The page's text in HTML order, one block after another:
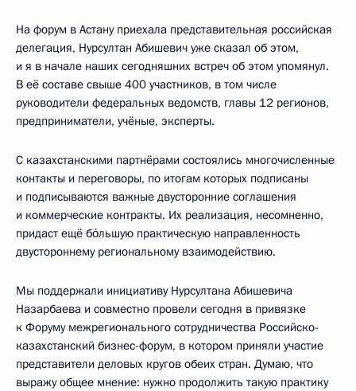
На форум в Астану приехала представительная российская
делегация, Нурсултан Абишевич уже сказал об этом,
и я в начале наших сегодняшних встреч об этом упомянул.
В её составе свыше 400 участников, в том числе
руководители федеральных ведомств, главы 12 регионов,
предприниматели, учёные, эксперты.
С казахстанскими партнёрами состоялись многочисленные
контакты и переговоры, по итогам которых подписаны
и подписываются важные двусторонние соглашения
и коммерческие контракты. Их реализация, несомненно,
придаст ещё бо́льшую практическую направленность
двустороннему региональному взаимодействию.
Мы поддержали инициативу Нурсултана Абишевича
Назарбаева и совместно провели сегодня в привязке
к Форуму межрегионального сотрудничества Российско-
казахстанский бизнес-форум, в котором приняли участие
представители деловых кругов обеих стран. Думаю, что
выражу общее мнение: нужно продолжить такую практику